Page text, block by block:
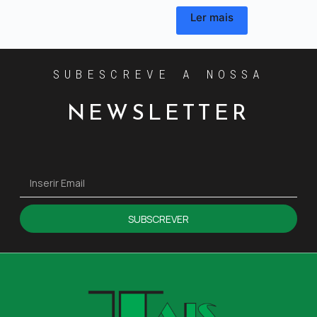
Ler mais
SUBESCREVE A NOSSA
NEWSLETTER
SUBSCREVER